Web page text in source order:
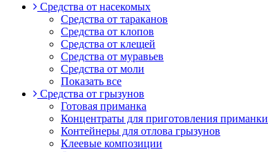
Средства от насекомых
Средства от тараканов
Средства от клопов
Средства от клещей
Средства от муравьев
Средства от моли
Показать все
Средства от грызунов
Готовая приманка
Концентраты для приготовления приманки
Контейнеры для отлова грызунов
Клеевые композиции